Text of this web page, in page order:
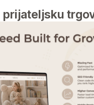
prijateljsku